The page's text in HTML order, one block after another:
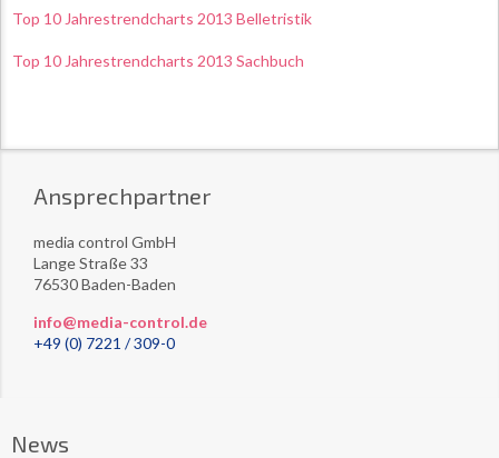
Top 10 Jahrestrendcharts 2013 Belletristik
Top 10 Jahrestrendcharts 2013 Sachbuch
Ansprechpartner
media control GmbH
Lange Straße 33
76530 Baden-Baden
info@media-control.de
+49 (0) 7221 / 309-0
News